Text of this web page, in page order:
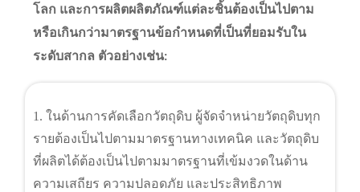
โลก และการผลิตผลิตภัณฑ์แต่ละชิ้นต้องเป็นไปตาม
หรือเกินกว่ามาตรฐานข้อกำหนดที่เป็นที่ยอมรับใน
ระดับสากล ตัวอย่างเช่น:
1. ในด้านการคัดเลือกวัตถุดิบ ผู้จัดจำหน่ายวัตถุดิบทุก
รายต้องเป็นไปตามมาตรฐานทางเทคนิค และวัตถุดิบ
ที่ผลิตได้ต้องเป็นไปตามมาตรฐานที่เข้มงวดในด้าน
ความเสถียร ความปลอดภัย และประสิทธิภาพ